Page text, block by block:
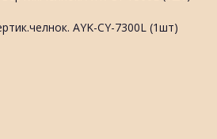
AYK-CY-7300L (1шт)